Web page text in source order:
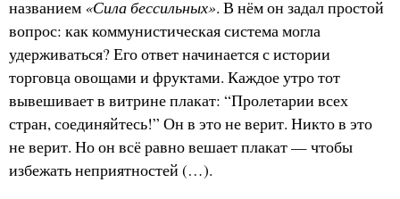
названием «Сила бессильных». В нём он задал простой
вопрос: как коммунистическая система могла
удерживаться? Его ответ начинается с истории
торговца овощами и фруктами. Каждое утро тот
вывешивает в витрине плакат: “Пролетарии всех
стран, соединяйтесь!” Он в это не верит. Никто в это
не верит. Но он всё равно вешает плакат — чтобы
избежать неприятностей (…).